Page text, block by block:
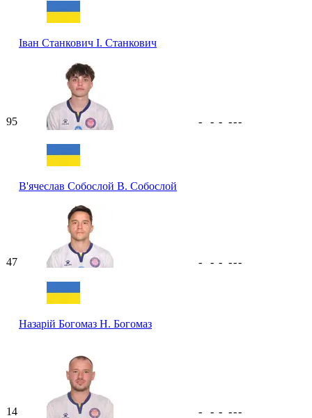
Іван Станкович І. Станкович
95
В'ячеслав Собослой В. Собослой
- - - ---
47
Назарій Богомаз Н. Богомаз
- - - ---
14 - - - ---